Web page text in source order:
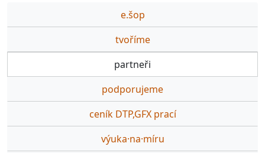
e.šop
tvoříme
partneři
podporujeme
ceník DTP,GFX prací
výuka·na·míru